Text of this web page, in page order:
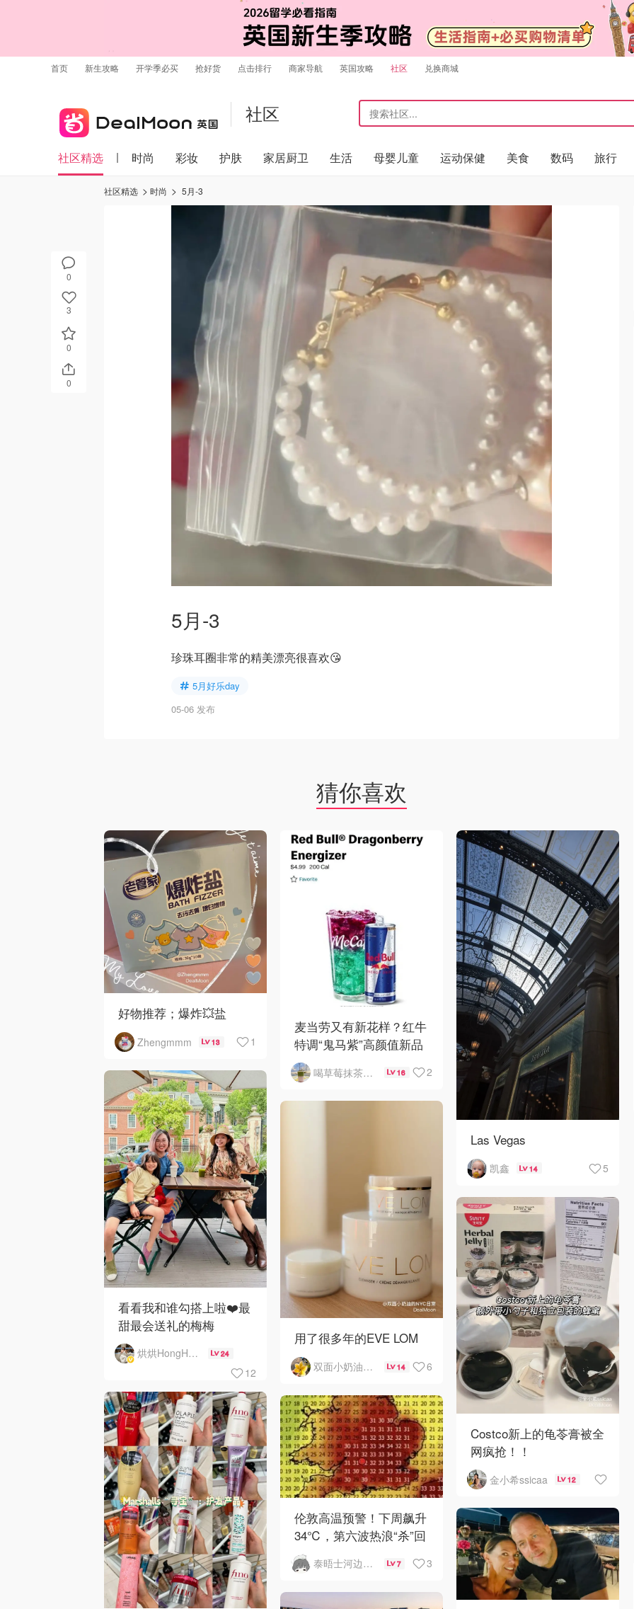
首页 新生攻略 开学季必买 抢好货 点击排行 商家导航 英国攻略 社区 兑换商城
社区
社区精选 时尚 彩妆 护肤 家居厨卫 生活 母婴儿童 运动保健 美食 数码 旅行
0
3
0
0
社区精选 时尚 5月-3
5月-3
珍珠耳圈非常的精美漂亮很喜欢😘
5月好乐day
05-06 发布
猜你喜欢
好物推荐；爆炸💥盐
Zhengmmm 13 1
麦当劳又有新花样？红牛
特调“鬼马紫”高颜值新品
来了，好喝吗？
喝草莓抹茶瘦5斤 16 2
Las Vegas
凯鑫 14 5
看看我和谁勾搭上啦❤️最
甜最会送礼的梅梅
烘烘HongHong 24
12
用了很多年的EVE LOM
双面小奶油的NYC日常 14 6
Costco新上的龟苓膏被全
网疯抢！！
金小希ssicaa 12
伦敦高温预警！下周飙升
34℃，第六波热浪“杀”回
英伦
泰晤士河边打工人 7 3